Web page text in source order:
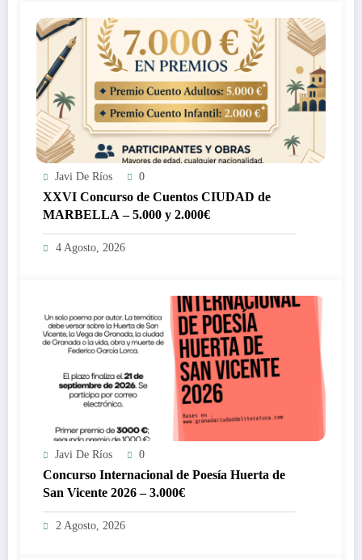
Javi De Ríos 0
XXVI Concurso de Cuentos CIUDAD de
MARBELLA – 5.000 y 2.000€
4 Agosto, 2026
Javi De Ríos 0
Concurso Internacional de Poesía Huerta de
San Vicente 2026 – 3.000€
2 Agosto, 2026